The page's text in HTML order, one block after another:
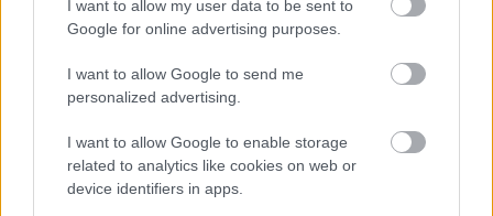
I want to allow my user data to be sent to
Google for online advertising purposes.
I want to allow Google to send me
personalized advertising.
I want to allow Google to enable storage
related to analytics like cookies on web or
device identifiers in apps.
Σύμφωνα με τον υπουργό Περιβάλλοντος και
Ενέργειας,
Κώστα Σκρέκα, η Ελλάδα είναι η
πρώτη ευρωπαϊκή χώρα που δημιουργεί
καθεστώς αυστηρής προστασίας για σημαντικούς
ορεινούς όγκους με στόχο να παραδοθούν τα
"αδιατάραχτα" τοπία/βουνά στις επόμενες
γενιές.